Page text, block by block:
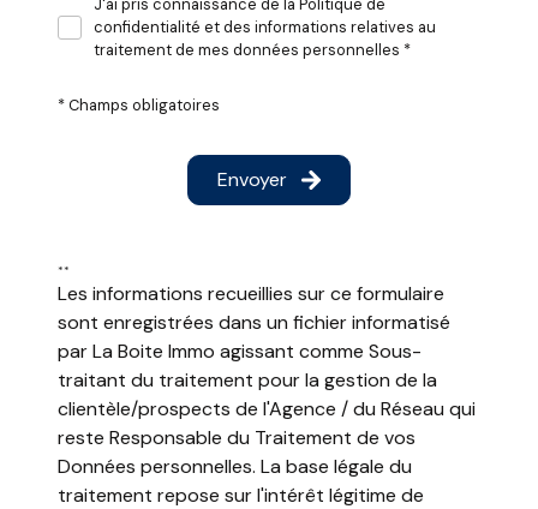
J'ai pris connaissance de la Politique de
confidentialité et des informations relatives au
traitement de mes données personnelles *
* Champs obligatoires
Envoyer
**
Les informations recueillies sur ce formulaire
sont enregistrées dans un fichier informatisé
par La Boite Immo agissant comme Sous-
traitant du traitement pour la gestion de la
clientèle/prospects de l'Agence / du Réseau qui
reste Responsable du Traitement de vos
Données personnelles. La base légale du
traitement repose sur l'intérêt légitime de